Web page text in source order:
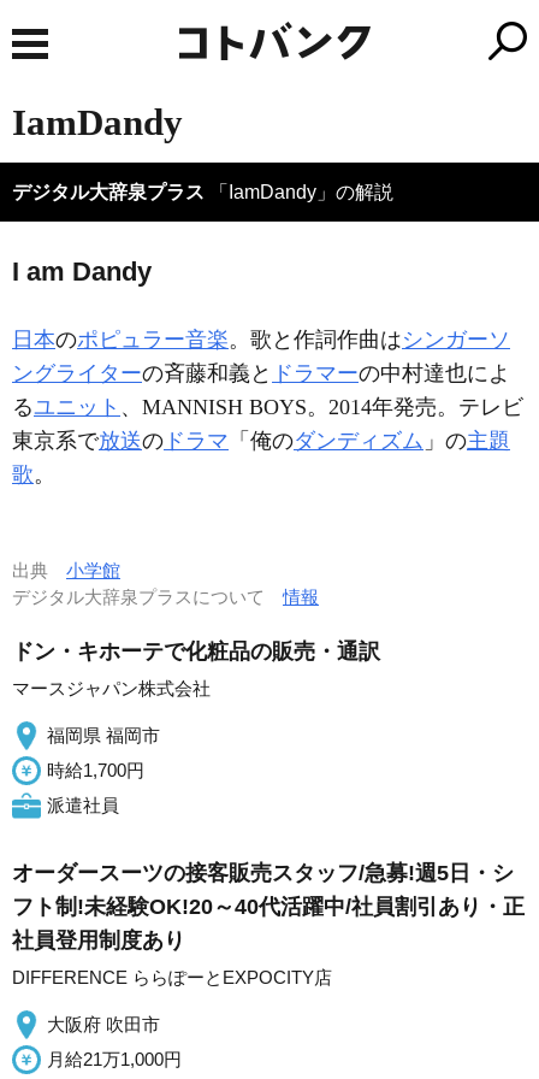
IamDandy
デジタル大辞泉プラス 「IamDandy」の解説
I am Dandy
日本のポピュラー音楽。歌と作詞作曲はシンガーソ
ングライターの斉藤和義と ドラマーの中村達也によ
るユニット 、MANNISH BOYS。2014年発売。テレビ
東京系で放送の ドラマ 「俺のダンディズム 」の主題
歌。
出典 小学館
デジタル大辞泉プラスについて情報
ドン・キホーテで化粧品の販売・通訳
マースジャパン株式会社
福岡県 福岡市
時給1,700円
派遣社員
オーダースーツの接客販売スタッフ/急募!週5日・シ
フト制!未経験OK!20～40代活躍中/社員割引あり・正
社員登用制度あり
DIFFERENCE ららぽーとEXPOCITY店
大阪府 吹田市
月給21万1,000円